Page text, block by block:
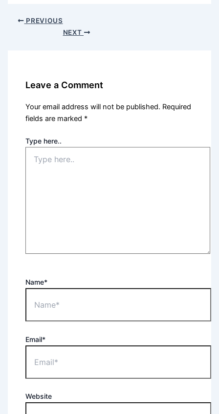
PREVIOUS
NEXT
Leave a Comment
Your email address will not be published. Required
fields are marked *
Type here..
Name*
Email*
Website